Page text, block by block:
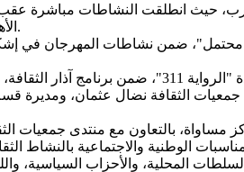
الربيع"، وذلك بعد تأجيله بسبب الحرب، حيث
الأهالي والمثقفين والمهتمين بالشأن الثقافي.
محتمل"، ضمن نشاطات المهرجان في
الثقافة نضال عثمان، ومديرة قسم
بالتعاون مع منتدى جمعيات
المحلية، والأحزاب السياسية،